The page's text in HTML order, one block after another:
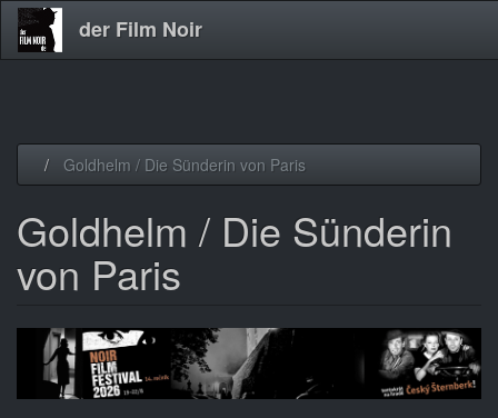
der Film Noir
Goldhelm / Die Sünderin von Paris
Goldhelm / Die Sünderin
von Paris